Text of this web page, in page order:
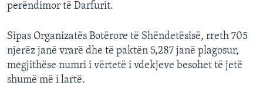
perëndimor të Darfurit.
Sipas Organizatës Botërore të Shëndetësisë, rreth 705
njerëz janë vrarë dhe të paktën 5,287 janë plagosur,
megjithëse numri i vërtetë i vdekjeve besohet të jetë
shumë më i lartë.